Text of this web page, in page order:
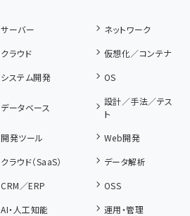
サーバー
ネットワーク
クラウド
仮想化／コンテナ
システム開発 OS
データベース
設計／手法／テス
ト
開発ツール
Web開発
クラウド（SaaS）
データ解析
CRM／ERP
OSS
AI・人工知能
運用・管理